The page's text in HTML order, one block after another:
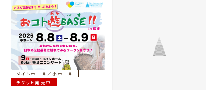
メインホール／小ホール
チケット発売中